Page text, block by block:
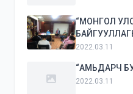
“МОНГОЛ
ТУСЛАМЖ
ҮЗҮҮЛЭХ
2022.03.11
“АМЬДАРЧ
2022.03.11